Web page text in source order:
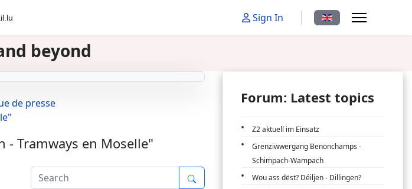
Sign In Select your language
beyond
de presse
Tramways en Moselle"
Forum: Latest topics
Z2 aktuell im Einsatz
Grenziwwergang Benonchamps -
Schimpach-Wampach
Wou ass dëst? Déiljen - Dillingen?